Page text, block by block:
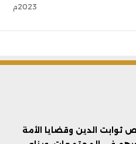
2023م
الدين وقضايا الأمة